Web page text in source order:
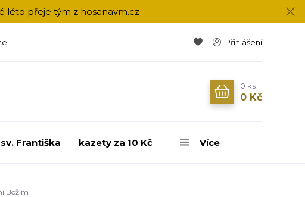
léto přeje tým z hosanavm.cz
Přihlášení
0 ks
0 Kč
Františka kazety za 10 Kč Více
Božím